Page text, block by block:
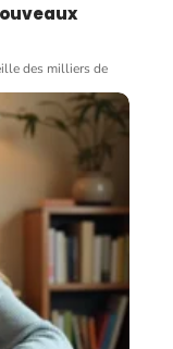
des milliers de